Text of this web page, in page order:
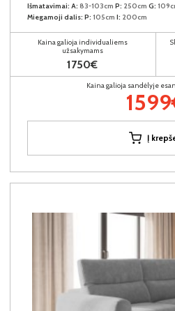
Išmatavimai: A: 83-103cm P: 250cm G:
Miegamoji dalis: P: 105cm I: 200cm
Kaina galioja individualiems
užsakymams
1750€
Kaina galioja sandėlyje
Į